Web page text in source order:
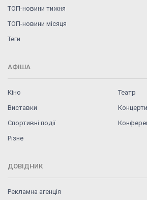
ТОП-новини тижня
ТОП-новини місяця
Теги
АФІША
Кіно
Театр
Виставки
Спортивні події
Різне
ДОВІДНИК
Рекламна агенція